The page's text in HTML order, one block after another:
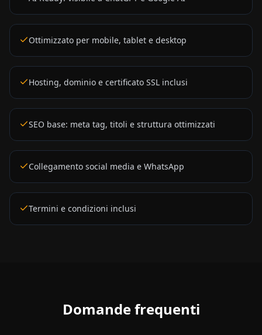
Ottimizzato per mobile, tablet e desktop
Hosting, dominio e certificato SSL inclusi
SEO base: meta tag, titoli e struttura ottimizzati
Collegamento social media e WhatsApp
Termini e condizioni inclusi
Domande frequenti